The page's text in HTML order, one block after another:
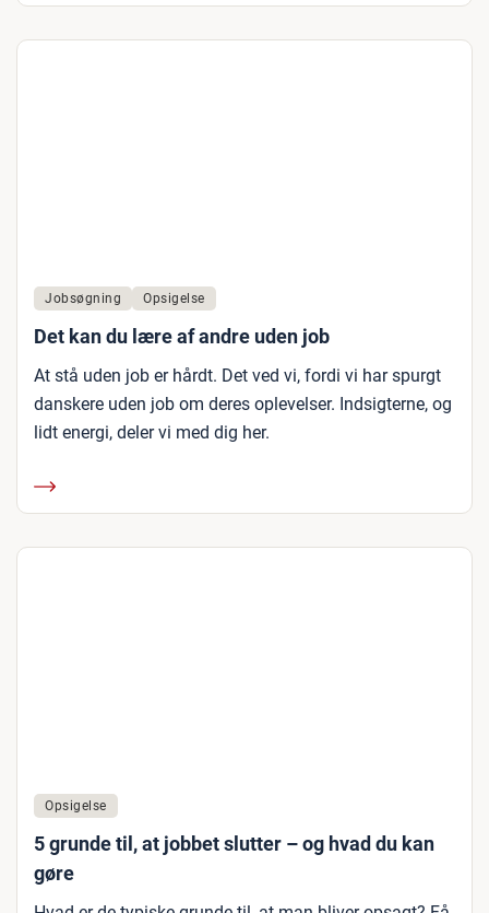
Jobsøgning Opsigelse
Det kan du lære af andre uden job
At stå uden job er hårdt. Det ved vi, fordi vi har spurgt
danskere uden job om deres oplevelser. Indsigterne, og
lidt energi, deler vi med dig her.
Opsigelse
5 grunde til, at jobbet slutter – og hvad du kan
gøre